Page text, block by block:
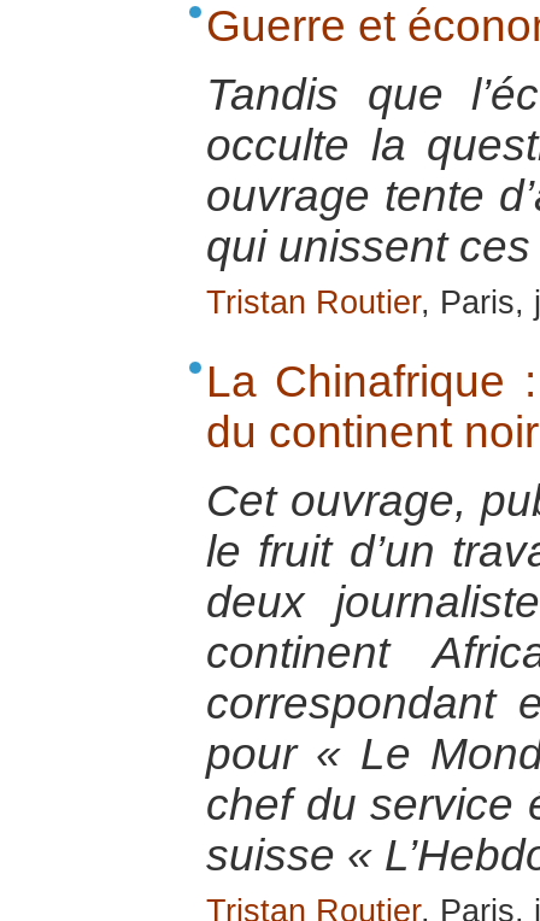
Guerre et
Tandis que
occulte la
ouvrage tente
qui unissent
Tristan Routier, Paris,
La Chinafrique
du continent noir
Cet ouvrage,
le fruit d’un
deux
continent
correspondant
pour « Le
chef du service
suisse «
Tristan Routier, Paris,